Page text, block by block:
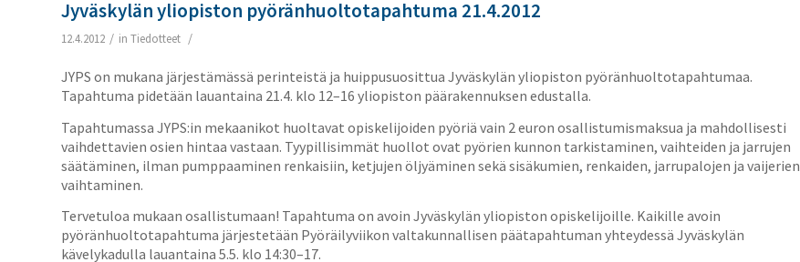
Jyväskylän yliopiston pyöränhuoltotapahtuma 21.4.2012
12.4.2012 / in Tiedotteet /
JYPS on mukana järjestämässä perinteistä ja huippusuosittua Jyväskylän yliopiston pyöränhuoltotapahtumaa.
Tapahtuma pidetään lauantaina 21.4. klo 12–16 yliopiston päärakennuksen edustalla.
Tapahtumassa JYPS:in mekaanikot huoltavat opiskelijoiden pyöriä vain 2 euron osallistumismaksua ja mahdollisesti
vaihdettavien osien hintaa vastaan. Tyypillisimmät huollot ovat pyörien kunnon tarkistaminen, vaihteiden ja jarrujen
säätäminen, ilman pumppaaminen renkaisiin, ketjujen öljyäminen sekä sisäkumien, renkaiden, jarrupalojen ja vaijerien
vaihtaminen.
Tervetuloa mukaan osallistumaan! Tapahtuma on avoin Jyväskylän yliopiston opiskelijoille. Kaikille avoin
pyöränhuoltotapahtuma järjestetään Pyöräilyviikon valtakunnallisen päätapahtuman yhteydessä Jyväskylän
kävelykadulla lauantaina 5.5. klo 14:30–17.